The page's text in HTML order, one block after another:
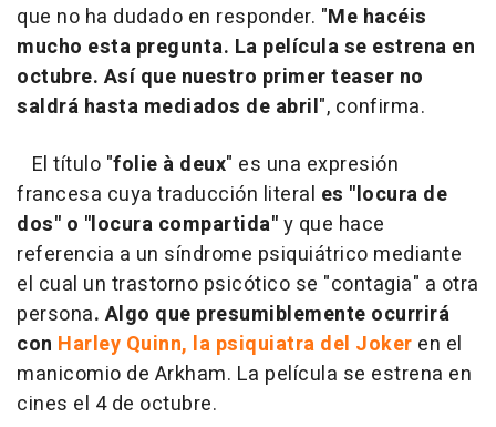
que no ha dudado en responder. "Me hacéis
mucho esta pregunta. La película se estrena en
octubre. Así que nuestro primer teaser no
saldrá hasta mediados de abril", confirma.
El título "folie à deux" es una expresión
francesa cuya traducción literal es "locura de
dos" o "locura compartida"y que hace
referencia a un síndrome psiquiátrico mediante
el cual un trastorno psicótico se "contagia" a otra
persona. Algo que presumiblemente ocurrirá
con Harley Quinn, la psiquiatra del Joker en el
manicomio de Arkham. La película se estrena en
cines el 4 de octubre.